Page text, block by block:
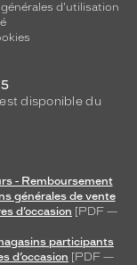
d'utilisation
disponible du
- Remboursement
générales de vente
d’occasion [PDF —
participants
d’occasion [PDF —